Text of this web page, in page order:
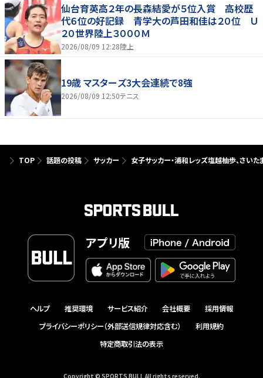
仙台育英高２年の長森結愛が５位入賞 高校歴
代６位の好記録 青学大の芦田和佳は２０位 Ｕ
２０世界陸上３０００Ｍ
2026/08/09 12:28陸上
19歳 マスターズ3大会連続で8強
2026/08/09 12:50テニス
TOP 話題の投稿 サッカー 女子サッカー・浦和レッズ塩越柚歩、さいた
アプリ版
ヘルプ 推奨環境 サービス紹介 会社概要
採用情報
プライバシーポリシー（外部送信規律対応含む）
利用規約
特定商取引法の表示
Copyright © SPORTS BULL All rights reserved.